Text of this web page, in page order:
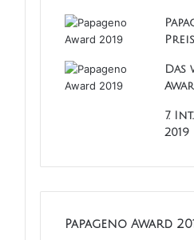
Das
7.
2019
Papageno Award